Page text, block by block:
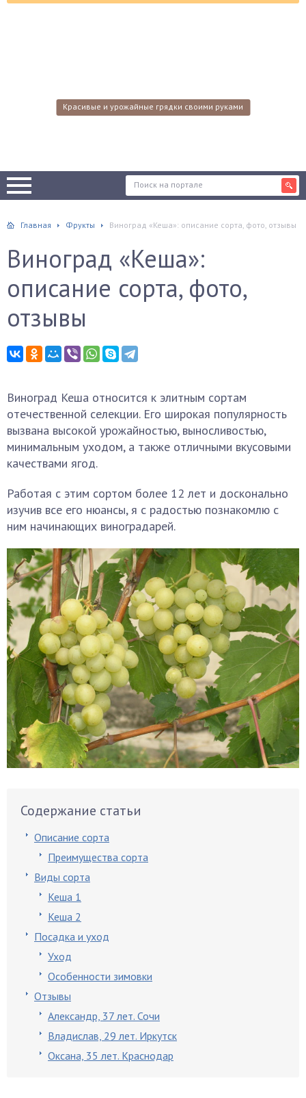
Красивые и урожайные грядки своими руками
Главная Фрукты Виноград «Кеша»: описание сорта, фото, отзывы
Виноград «Кеша»:
описание сорта, фото,
отзывы
Виноград Кеша относится к элитным сортам
отечественной селекции. Его широкая популярность
вызвана высокой урожайностью, выносливостью,
минимальным уходом, а также отличными вкусовыми
качествами ягод.
Работая с этим сортом более 12 лет и досконально
изучив все его нюансы, я с радостью познакомлю с
ним начинающих виноградарей.
Содержание статьи
Описание сорта
Преимущества сорта
Виды сорта
Кеша 1
Кеша 2
Посадка и уход
Уход
Особенности зимовки
Отзывы
Александр, 37 лет. Сочи
Владислав, 29 лет. Иркутск
Оксана, 35 лет. Краснодар